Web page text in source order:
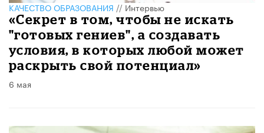
КАЧЕСТВО ОБРАЗОВАНИЯ //Интервью
«Секрет в том, чтобы не искать
"готовых гениев", а создавать
условия, в которых любой может
раскрыть свой потенциал»
6 мая